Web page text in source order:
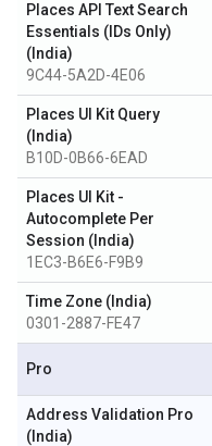
Places API Text Search
Essentials (IDs Only)
(India)
9C44-5A2D-4E06
Places UI Kit Query
(India)
B10D-0B66-6EAD
Places UI Kit -
Autocomplete Per
Session (India)
1EC3-B6E6-F9B9
Time Zone (India)
0301-2887-FE47
Pro
Address Validation Pro
(India)